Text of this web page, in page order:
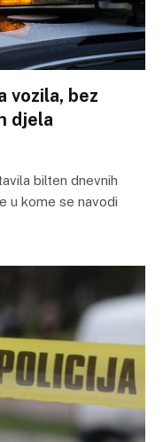
vozila, bez
djela
bilten dnevnih
u kome se navodi